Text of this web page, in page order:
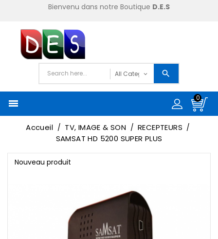
Bienvenu dans notre Boutique D.E.S

0
Accueil TV, IMAGE & SON
RECEPTEURS
SAMSAT HD 5200 SUPER PLUS
Nouveau produit